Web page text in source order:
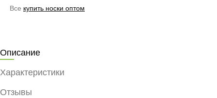
Все купить носки оптом
Описание
Характеристики
Отзывы